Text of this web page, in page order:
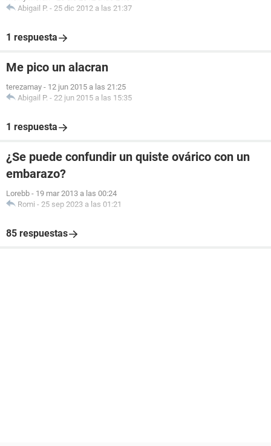
Abigail P. - 25 dic 2012 a las 21:37
1 respuesta
Me pico un alacran
terezamay - 12 jun 2015 a las 21:25
Abigail P. - 22 jun 2015 a las 15:35
1 respuesta
¿Se puede confundir un quiste ovárico con un
embarazo?
Lorebb - 19 mar 2013 a las 00:24
Romi - 25 sep 2023 a las 01:21
85 respuestas